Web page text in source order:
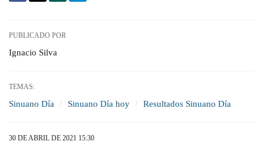
PUBLICADO POR
Ignacio Silva
TEMAS:
Sinuano Día Sinuano Día hoy Resultados Sinuano Día
30 DE ABRIL DE 2021 15:30